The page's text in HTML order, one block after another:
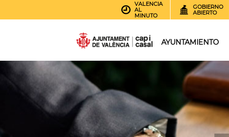
VALENCIA
AL
MINUTO
GOBIERNO
ABIERTO
AYUNTAMIENTO